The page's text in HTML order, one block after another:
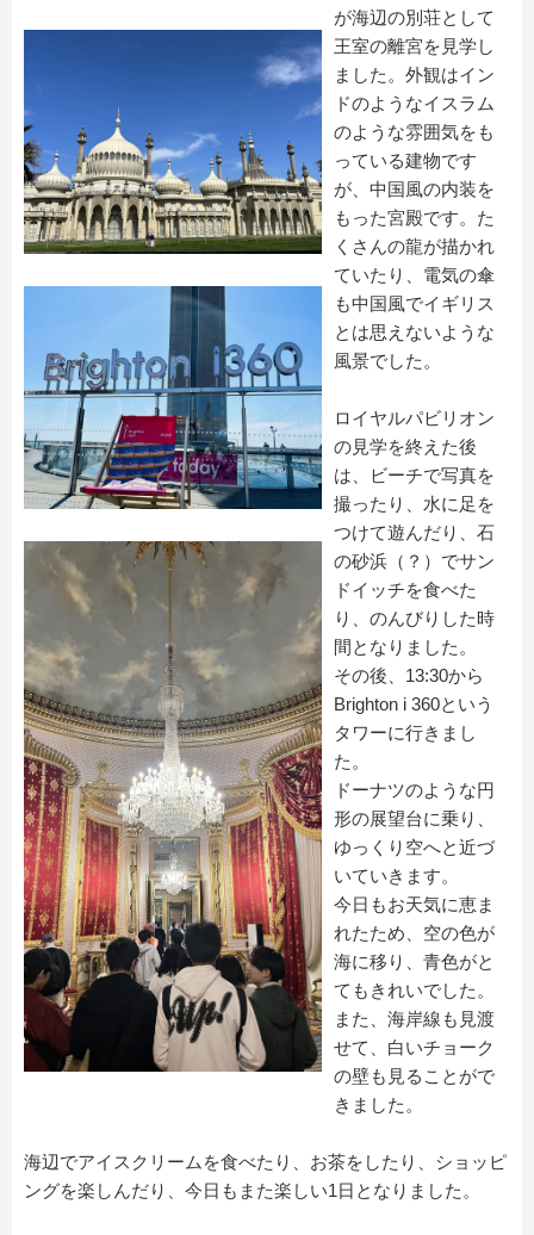
が海辺の別荘として
王室の離宮を見学し
ました。 外観はイン
ドのようなイスラム
のような雰囲気をも
っている建物です
が、中国風の内装を
もった宮殿です。 た
くさんの龍が描かれ
ていたり、 電気の傘
も中国風でイギリス
とは思えないような
風景でした。
ロイヤルパビリオン
の見学を終えた後
は、
ビーチで写真を
撮ったり、水に足を
つけて遊んだり、石
の砂浜（？ ）でサン
ドイッチを食べた
り、のんびりした時
間となりました。
その後、13:30から
Brighton i 360という
タワーに行きまし
た。
ドーナツのような円
形の展望台に乗り、
ゆっくり空へと近づ
いていきます。
今日もお天気に恵ま
れたため、空の色が
海に移り、 青色がと
てもきれいでした。
また、海岸線も見渡
せて、 白いチョーク
の壁も見ることがで
きました。
海辺でアイスクリームを食べたり、お茶をしたり、 ショッピ
ングを楽しんだり、今日もまた楽しい1日となりました。